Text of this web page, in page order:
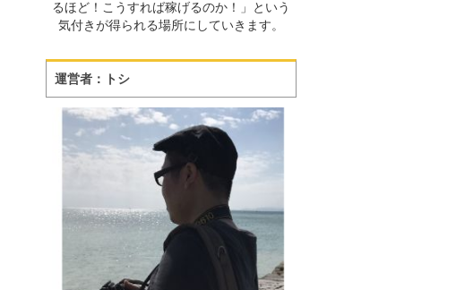
るほど！こうすれば稼げるのか！」という
気付きが得られる場所にしていきます。
運営者：トシ